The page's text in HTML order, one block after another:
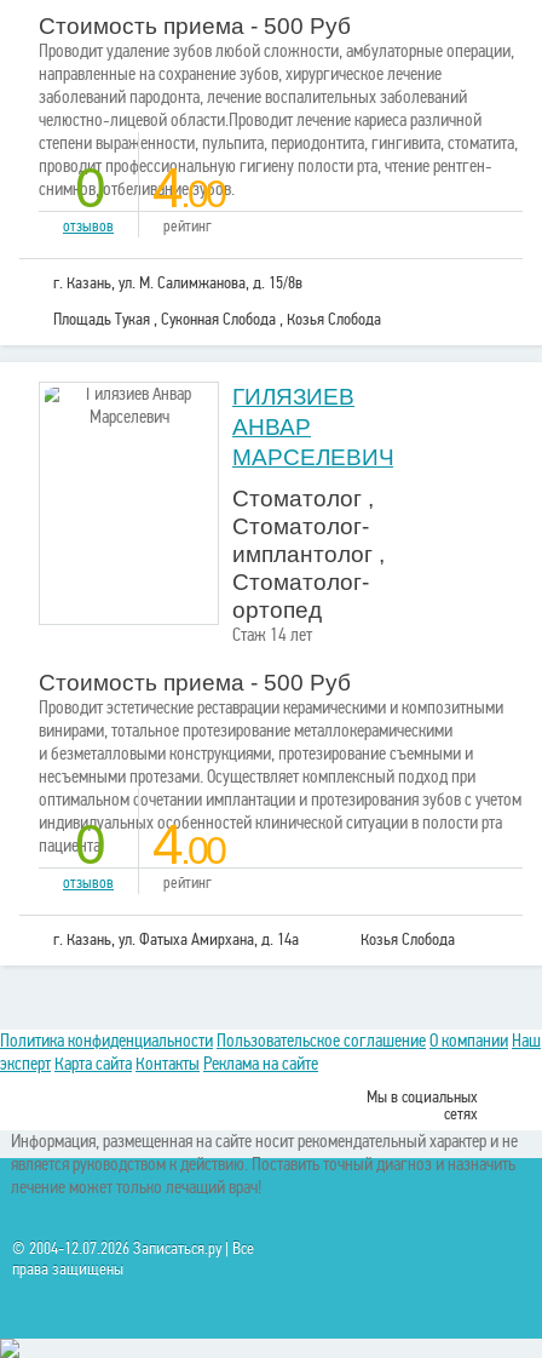
Стоимость приема - 500 Руб
Проводит удаление зубов любой сложности, амбулаторные операции,
направленные на сохранение зубов, хирургическое лечение
заболеваний пародонта, лечение воспалительных заболеваний
челюстно-лицевой области.Проводит лечение кариеса различной
степени выраженности, пульпита, периодонтита, гингивита, стоматита,
проводит профессиональную гигиену полости рта, чтение рентген-
снимков, отбеливание зубов.
0
отзывов
4.00
рейтинг
г. Казань, ул. М. Салимжанова, д. 15/8в
Площадь Тукая , Суконная Слобода , Козья Слобода
ГИЛЯЗИЕВ
АНВАР
МАРСЕЛЕВИЧ
Стоматолог ,
Стоматолог-
имплантолог ,
Стоматолог-
ортопед
Стаж 14 лет
Стоимость приема - 500 Руб
Проводит эстетические реставрации керамическими и композитными
винирами, тотальное протезирование металлокерамическими
и безметалловыми конструкциями, протезирование съемными и
несъемными протезами. Осуществляет комплексный подход при
оптимальном сочетании имплантации и протезирования зубов с учетом
индивидуальных особенностей клинической ситуации в полости рта
пациента.
0
отзывов
4.00
рейтинг
г. Казань, ул. Фатыха Амирхана, д. 14а Козья Слобода
Политика конфиденциальности Пользовательское соглашениеО компании Наш
эксперт Карта сайта Контакты Реклама на сайте
Мы в социальных
сетях
Информация, размещенная на сайте носит рекомендательный характер и не
является руководством к действию. Поставить точный диагноз и назначить
лечение может только лечащий врач!
© 2004-12.07.2026 Записаться.ру | Все
права защищены